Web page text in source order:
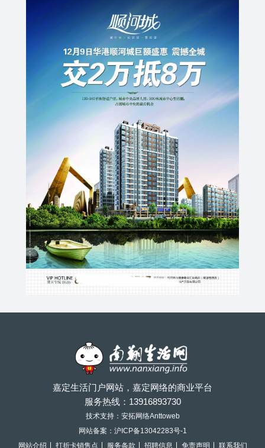
嘉定生活门户网站，嘉定网络的商业平台
服务热线： 13916893730
技术支持：安拓网络Anttoweb
网站备案： 沪ICP备13042283号-1
网站介绍
打折卡销售点 服务条款 招聘信息 免责声明 联系我们